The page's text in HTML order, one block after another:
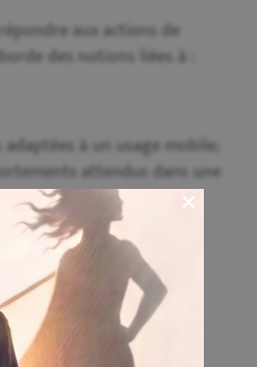
aux actions de
des notions liées à :
à un usage mobile;
attendus dans une
la compréhension de la
dans un
soutient le